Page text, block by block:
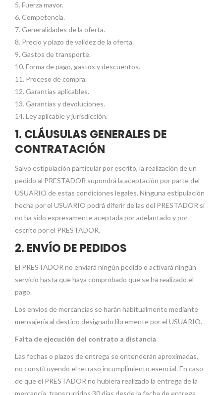
5. Fuerza mayor.
6. Competencia.
7. Generalidades de la oferta.
8. Precio y plazo de validez de la oferta.
9. Gastos de transporte.
10. Forma de pago, gastos y descuentos.
11. Proceso de compra.
12. Garantías aplicables.
13. Garantías y devoluciones.
14. Ley aplicable y jurisdicción.
1. CLÁUSULAS GENERALES DE
CONTRATACIÓN
Salvo estipulación particular por escrito, la realización de un
pedido al PRESTADOR supondrá la aceptación por parte del
USUARIO de estas condiciones legales. Ninguna estipulación
hecha por el USUARIO podrá diferir de las del PRESTADOR si
no ha sido expresamente aceptada por adelantado y por
escrito por el PRESTADOR.
2. ENVÍO DE PEDIDOS
El PRESTADOR no enviará ningún pedido o activará ningún
servicio hasta que haya comprobado que se ha realizado el
pago.
Los envíos de mercancías se harán habitualmente mediante
mensajería al destino designado libremente por el USUARIO.
Falta de ejecución del contrato a distancia
Las fechas o plazos de entrega se entenderán aproximadas,
no constituyendo el retraso incumplimiento esencial. En caso
de que el PRESTADOR no hubiera realizado la entrega de la
mercancía, transcurridos 30 días desde la fecha de entrega